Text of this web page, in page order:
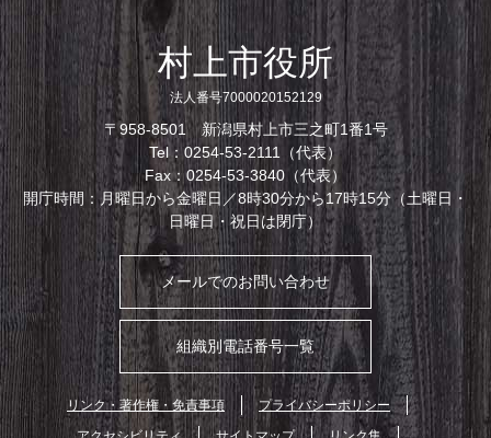
村上市役所
法人番号7000020152129
〒958-8501 新潟県村上市三之町1番1号
Tel：0254-53-2111（代表）
Fax：0254-53-3840（代表）
開庁時間：月曜日から金曜日／8時30分から17時15分（土曜日・
日曜日・祝日は閉庁）
メールでのお問い合わせ
組織別電話番号一覧
リンク・著作権・免責事項
プライバシーポリシー